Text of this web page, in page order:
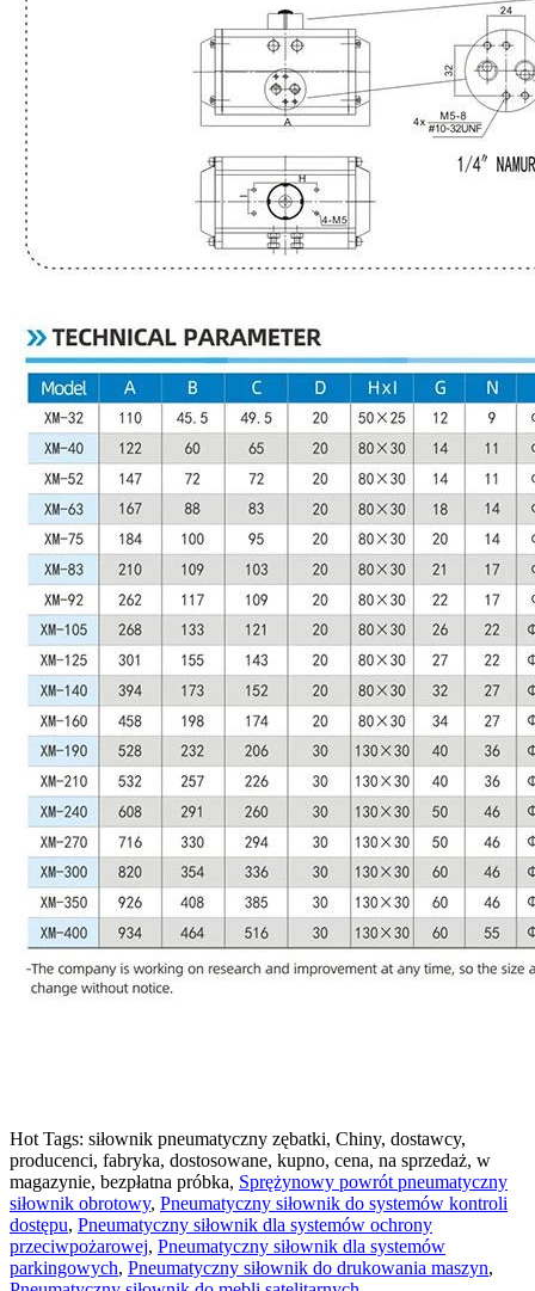
Hot Tags: siłownik pneumatyczny zębatki, Chiny, dostawcy,
producenci, fabryka, dostosowane, kupno, cena, na sprzedaż, w
magazynie, bezpłatna próbka, Sprężynowy powrót pneumatyczny
siłownik obrotowy, Pneumatyczny siłownik do systemów kontroli
dostępu, Pneumatyczny siłownik dla systemów ochrony
przeciwpożarowej, Pneumatyczny siłownik dla systemów
parkingowych, Pneumatyczny siłownik do drukowania maszyn,